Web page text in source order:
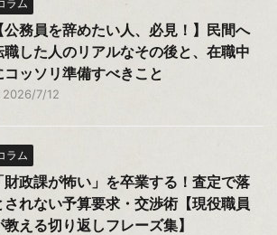
ラム
【公務員を辞めたい人、必見！】民間へ
職した人のリアルなその後と、在職中
コッソリ準備すべきこと
2026/7/12
ラム
財政課が怖い」を卒業する！査定で落
されない予算要求・交渉術【現役職員
教える切り返しフレーズ集】